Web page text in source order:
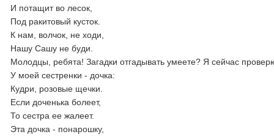
И потащит во лесок,
Под ракитовый кусток.
К нам, волчок, не ходи,
Нашу Сашу не буди.
Молодцы, ребята! Загадки отгадывать умеете? Я сейчас
У моей сестренки - дочка:
Кудри, розовые щечки.
Если доченька болеет,
То сестра ее жалеет.
Эта дочка - понарошку,